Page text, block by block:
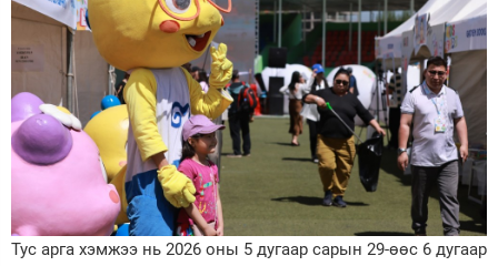
Тус арга хэмжээ нь 2026 оны 5 дугаар сарын 29-өөс 6 дугаар